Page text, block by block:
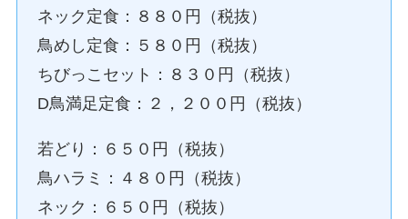
ネック定食：８８０円（税抜）
鳥めし定食：５８０円（税抜）
ちびっこセット：８３０円（税抜）
D鳥満足定食：２，２００円（税抜）
若どり：６５０円（税抜）
鳥ハラミ：４８０円（税抜）
ネック：６５０円（税抜）